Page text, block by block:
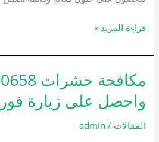
قراءة المزيد »
مكافحة
واحصل على زيارة
المقالات /
admin
مكافحة
حشرات
01000200658
واحصل